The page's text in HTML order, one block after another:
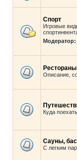
Спорт
Игровые
Модератор:
Описание,
Куда
Сауны,
С легким